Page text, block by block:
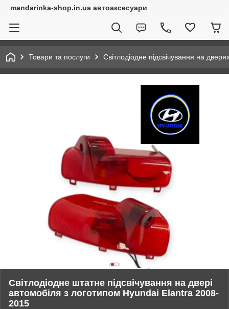
mandarinka-shop.in.ua автоаксесуари
Товари та послуги Світлодіодне підсвічування на
Світлодіодне штатне підсвічування на двері
автомобіля з логотипом Hyundai Elantra 2008-
2015